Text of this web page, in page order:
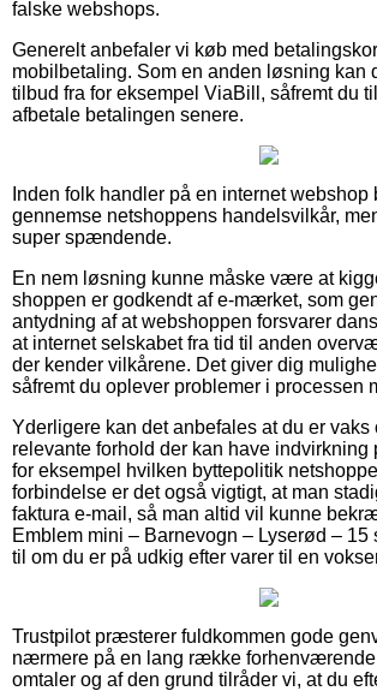
falske webshops.
Generelt anbefaler vi køb med
mobilbetaling. Som en anden løsning kan
tilbud fra for eksempel ViaBill, såfremt du
afbetale betalingen senere.
Inden folk handler på en internet webshop
gennemse netshoppens handelsvilkår,
super spændende.
En nem løsning kunne måske være at
shoppen er godkendt af e-mærket, som
antydning af at webshoppen forsvarer
at internet selskabet fra tid til anden
der kender vilkårene. Det giver dig
såfremt du oplever problemer i processen
Yderligere kan det anbefales at du er vaks
relevante forhold der kan have indvirkning
for eksempel hvilken byttepolitik
forbindelse er det også vigtigt, at man
faktura e-mail, så man altid vil kunne
Emblem mini – Barnevogn – Lyserød – 15
til om du er på udkig efter varer til en
Trustpilot præsterer fuldkommen gode
nærmere på en lang række
omtaler og af den grund tilråder vi, at du